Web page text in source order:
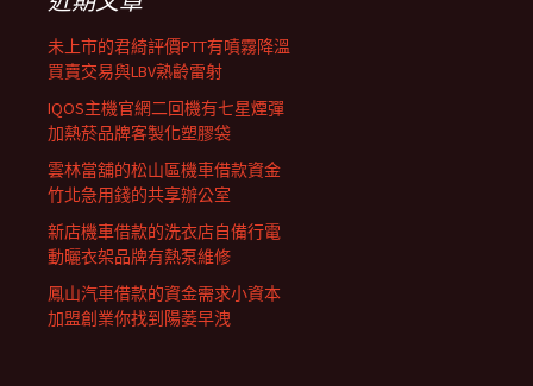
未上市的君綺評價PTT有噴霧降溫
買賣交易與LBV熟齡雷射
IQOS主機官網二回機有七星煙彈
加熱菸品牌客製化塑膠袋
雲林當舖的松山區機車借款資金
竹北急用錢的共享辦公室
新店機車借款的洗衣店自備行電
動曬衣架品牌有熱泵維修
鳳山汽車借款的資金需求小資本
加盟創業你找到陽萎早洩